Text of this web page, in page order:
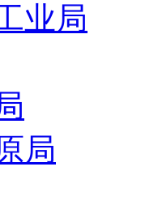
业局
局